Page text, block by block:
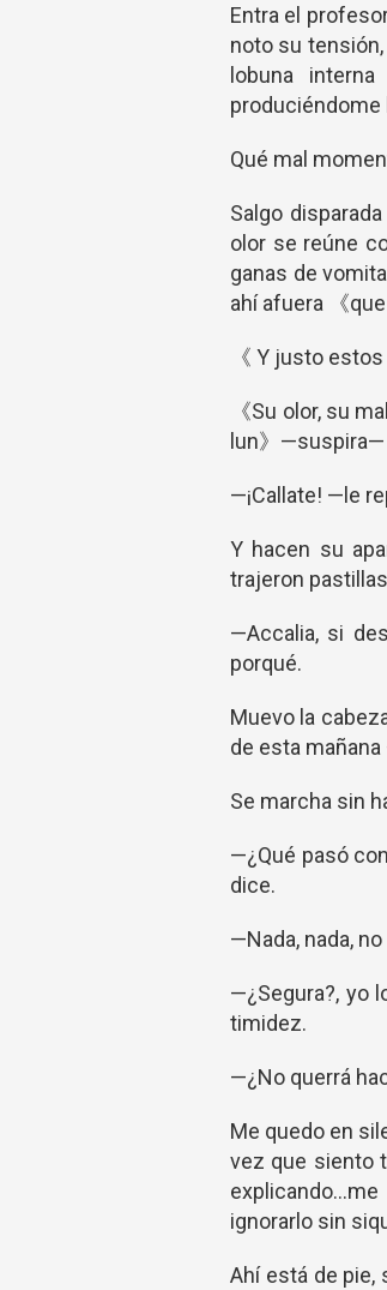
Entra el
noto su
lobuna
produciéndome
Qué mal
Salgo
olor se reúne
ganas de
ahí afuera 《
《 Y justo
《Su olor, su
lun》—suspira—
—¡Callate! —le
Y hacen su
trajeron
—Accalia, si
porqué.
Muevo la
de esta
Se marcha sin
—¿Qué pasó
dice.
—Nada, nada,
—¿Segura?, yo
timidez.
—¿No querrá
Me quedo en
vez que siento
ignorarlo sin
Ahí está de pie,